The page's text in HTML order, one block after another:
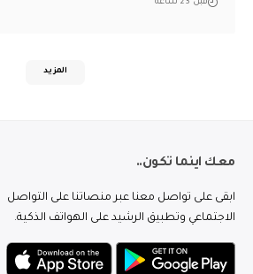
قبل 23 ساعة
المزيد
معك اينما تكون..
ابقى على تواصل معنا عبر منصاتنا على التواصل
الاجتماعي وتطبيق الرشيد على الهواتف الذكية.